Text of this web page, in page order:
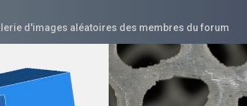
d'images aléatoires des membres du forum